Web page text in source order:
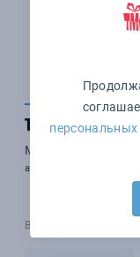
1 589 ₽
Мед Winnie Joy в
арт. 14179
В наличии 174 шт.